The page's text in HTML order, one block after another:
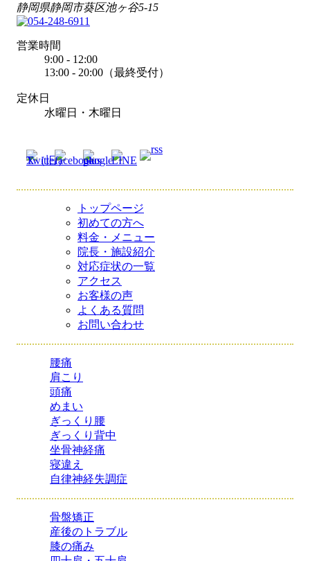
静岡県静岡市葵区池ヶ谷5-15
営業時間
9:00 - 12:00
13:00 - 20:00（最終受付）
定休日
水曜日・木曜日
トップページ
初めての方へ
料金・メニュー
院長・施設紹介
対応症状の一覧
アクセス
お客様の声
よくある質問
お問い合わせ
腰痛
肩こり
頭痛
めまい
ぎっくり腰
ぎっくり背中
坐骨神経痛
寝違え
自律神経失調症
骨盤矯正
産後のトラブル
膝の痛み